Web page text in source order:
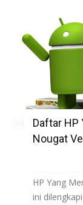
Daftar HP
Nougat
HP Yang
ini